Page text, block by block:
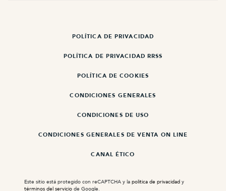
POLÍTICA DE PRIVACIDAD
POLÍTICA DE PRIVACIDAD RRSS
POLÍTICA DE COOKIES
CONDICIONES GENERALES
CONDICIONES DE USO
CONDICIONES GENERALES DE VENTA ON LINE
CANAL ÉTICO
Este sitio está protegido con reCAPTCHA y la politica de privacidad y
términos del servicio de Google.